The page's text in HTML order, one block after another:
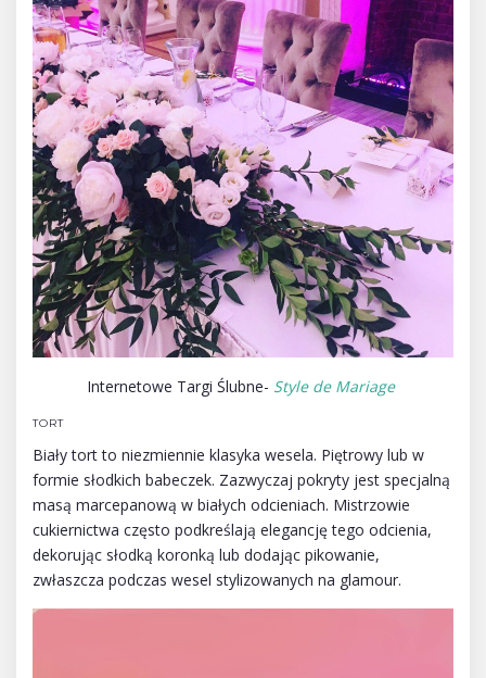
Internetowe Targi Ślubne- Style de Mariage
TORT
Biały tort to niezmiennie klasyka wesela. Piętrowy lub w
formie słodkich babeczek. Zazwyczaj pokryty jest specjalną
masą marcepanową w białych odcieniach. Mistrzowie
cukiernictwa często podkreślają elegancję tego odcienia,
dekorując słodką koronką lub dodając pikowanie,
zwłaszcza podczas wesel stylizowanych na glamour.